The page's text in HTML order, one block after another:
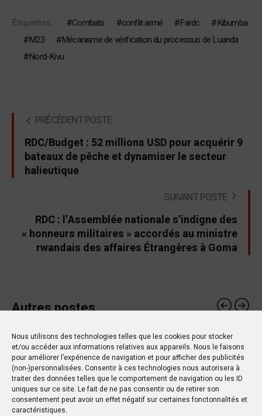
Nous utilisons des technologies telles que les cookies pour stocker
et/ou accéder aux informations relatives aux appareils. Nous le faisons
pour améliorer l’expérience de navigation et pour afficher des publicités
(non-)personnalisées. Consentir à ces technologies nous autorisera à
traiter des données telles que le comportement de navigation ou les ID
uniques sur ce site. Le fait de ne pas consentir ou de retirer son
consentement peut avoir un effet négatif sur certaines fonctonnalités et
caractéristiques.
Étiquettes : Combats conflit armé Fardc
Kibumba
M23
Mécanisme de vérification du processus de Luanda
Nord-Kivu
PRÉCÉDENT POSTE
RDC/Budget : 52 millions USD pour acquérir 9
bateaux de pêche et dynamiser le secteur
halieutique
SUIVANT POSTE
RDC : l’Assemblée nationale s’indigne des
« honneurs militaires » accordés au ministre
rwandais des affaires Étrangères à Goma
Autres postes
POLITIQUE POLITIQUE